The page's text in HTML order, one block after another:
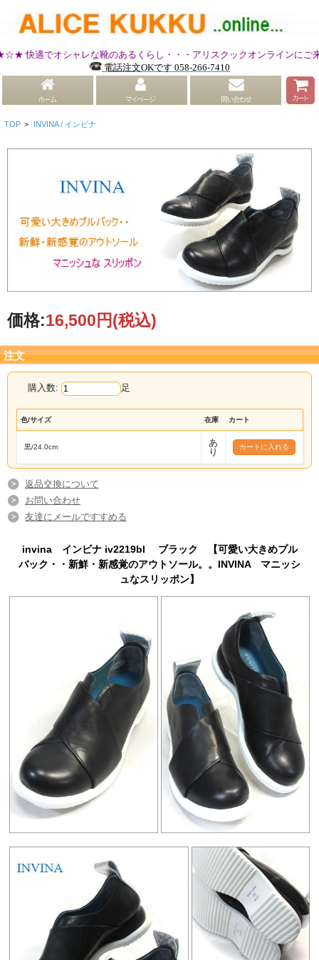
オシャレな靴のあるくらし・・・アリスクックオンラインにご来店いた
電話注文OKです 058-266-7410
TOP > INVINA / インビナ
価格:16,500円(税込)
注文
購入数: 足
色/サイズ 在庫 カート
黒/24.0cm
あ
り
返品交換について
お問い合わせ
友達にメールですすめる
invina インビナ iv2219bl ブラック 【可愛い大きめプル
バック・・新鮮・新感覚のアウトソール。。INVINA マニッシ
ュなスリッポン】